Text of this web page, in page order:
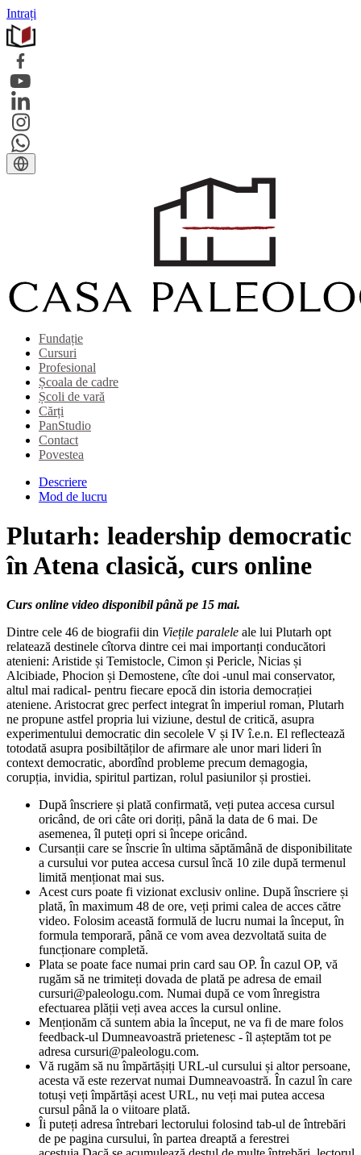
Intrați
Fundație
Cursuri
Profesional
Școala de cadre
Școli de vară
Cărți
PanStudio
Contact
Povestea
Descriere
Mod de lucru
Plutarh: leadership democratic
în Atena clasică, curs online
Curs online video disponibil până pe 15 mai.
Dintre cele 46 de biografii din Viețile paralele ale lui Plutarh opt
relatează destinele cîtorva dintre cei mai importanți conducători
atenieni: Aristide și Temistocle, Cimon și Pericle, Nicias și
Alcibiade, Phocion și Demostene, cîte doi -unul mai conservator,
altul mai radical- pentru fiecare epocă din istoria democrației
ateniene. Aristocrat grec perfect integrat în imperiul roman, Plutarh
ne propune astfel propria lui viziune, destul de critică, asupra
experimentului democratic din secolele V și IV î.e.n. El reflectează
totodată asupra posibiltăților de afirmare ale unor mari lideri în
context democratic, abordînd probleme precum demagogia,
corupția, invidia, spiritul partizan, rolul pasiunilor și prostiei.
După înscriere și plată confirmată, veți putea accesa cursul
oricând, de ori câte ori doriți, până la data de 6 mai. De
asemenea, îl puteți opri si începe oricând.
Cursanții care se înscrie în ultima săptămână de disponibilitate
a cursului vor putea accesa cursul încă 10 zile după termenul
limită menționat mai sus.
Acest curs poate fi vizionat exclusiv online. După înscriere și
plată, în maximum 48 de ore, veți primi calea de acces către
video. Folosim această formulă de lucru numai la început, în
formula temporară, până ce vom avea dezvoltată suita de
funcționare completă.
Plata se poate face numai prin card sau OP. În cazul OP, vă
rugăm să ne trimiteți dovada de plată pe adresa de email
cursuri@paleologu.com. Numai după ce vom înregistra
efectuarea plății veți avea acces la cursul online.
Menționăm că suntem abia la început, ne va fi de mare folos
feedback-ul Dumneavoastră prietenesc - îl așteptăm tot pe
adresa cursuri@paleologu.com.
Vă rugăm să nu împărtășiți URL-ul cursului și altor persoane,
acesta vă este rezervat numai Dumneavoastră. În cazul în care
totuși veți împărtăși acest URL, nu veți mai putea accesa
cursul până la o viitoare plată.
Îi puteți adresa întrebari lectorului folosind tab-ul de întrebări
de pe pagina cursului, în partea dreaptă a ferestrei